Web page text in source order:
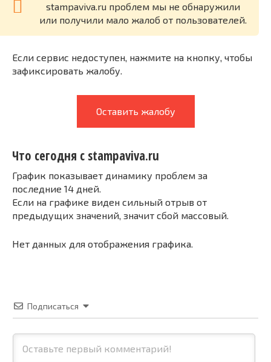
stampaviva.ru проблем мы не обнаружили
или получили мало жалоб от пользователей.
Если сервис недоступен, нажмите на кнопку, чтобы
зафиксировать жалобу.
Оставить жалобу
Что сегодня с stampaviva.ru
График показывает динамику проблем за
последние 14 дней.
Если на графике виден сильный отрыв от
предыдущих значений, значит сбой массовый.
Нет данных для отображения графика.
Подписаться